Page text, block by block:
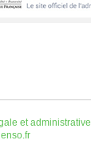
et administrative